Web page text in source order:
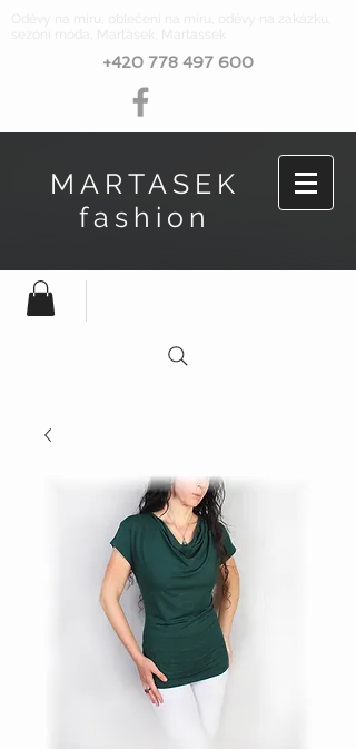
Oděvy na míru, oblečení na míru, oděvy na zakázku,
sezóní móda, Marťásek, Martassek
+420 778 497 600
MARTASEK
fashion